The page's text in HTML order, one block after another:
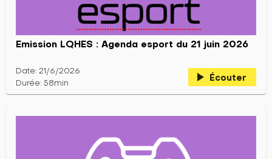
Emission LQHES : Agenda esport du 21 juin 2026
Date: 21/6/2026
Durée: 58min
play_arrow Écouter